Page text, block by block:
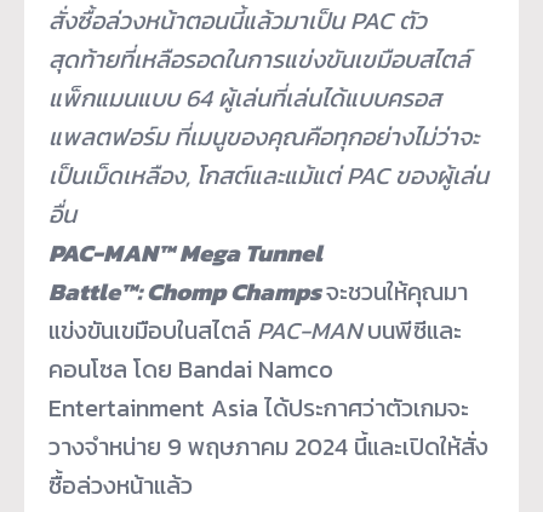
สั่งซื้อล่วงหน้าตอนนี้แล้วมาเป็น PAC ตัว
สุดท้ายที่เหลือรอดในการแข่งขันเขมือบสไตล์
แพ็กแมนแบบ 64 ผู้เล่นที่เล่นได้แบบครอส
แพลตฟอร์ม ที่เมนูของคุณคือทุกอย่างไม่ว่าจะ
เป็นเม็ดเหลือง, โกสต์และแม้แต่ PAC ของผู้เล่น
อื่น
PAC-MAN™Mega Tunnel
Battle™:Chomp Champsจะชวนให้คุณมา
แข่งขันเขมือบในสไตล์ PAC-MANบนพีซีและ
คอนโซล โดย Bandai Namco
Entertainment Asia ได้ประกาศว่าตัวเกมจะ
วางจำหน่าย 9 พฤษภาคม 2024 นี้และเปิดให้สั่ง
ซื้อล่วงหน้าแล้ว